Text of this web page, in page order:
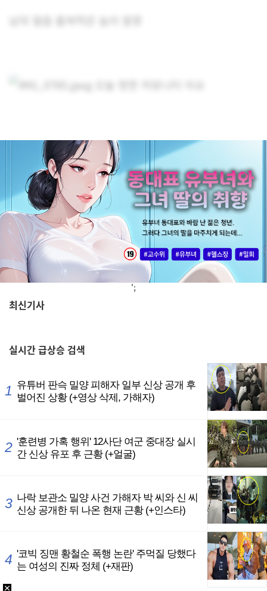
남의 얼음 훔쳐먹은 놈이 잘못
';
최신기사
실시간급상승 검색